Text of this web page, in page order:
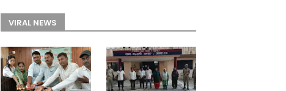
VIRAL NEWS